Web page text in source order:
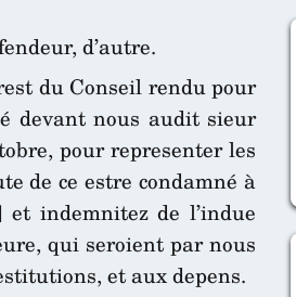
d’autre.
du Conseil rendu pour
devant nous audit sieur
pour representer les
de ce estre condamné à
indemnitez de l’indue
qui seroient par nous
et aux depens.